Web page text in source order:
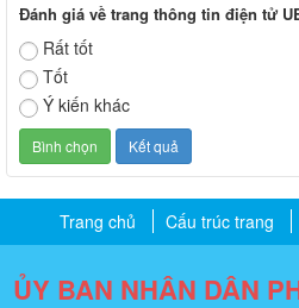
Đánh giá về trang thông tin điện tử
Rất tốt
Tốt
Ý kiến khác
Trang chủ Cấu trúc trang
ỦY BAN NHÂN DÂN